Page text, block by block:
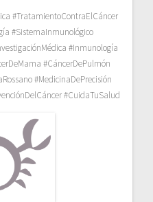
#TratamientoContraElCáncer
#SistemaInmunológico
#Inmunología
#CáncerDePulmón
#MedicinaDePrecisión
#CuidaTuSalud